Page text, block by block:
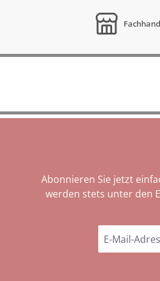
Abonnieren Sie jetzt
werden stets unter den
Mail-